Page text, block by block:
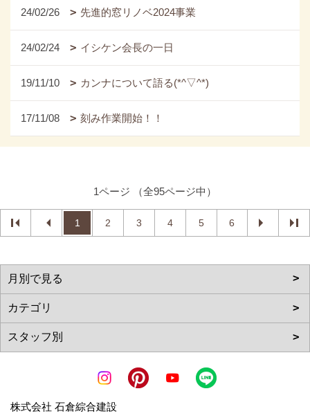
24/02/26 先進的窓リノベ2024事業
24/02/24 イシケン会長の一日
19/11/10 カンナについて語る(*^▽^*)
17/11/08 刻み作業開始！！
1ページ （全95ページ中）
1 2 3 4 5 6
株式会社 石倉綜合建設